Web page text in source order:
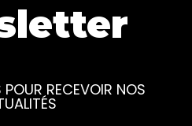
RECEVOIR NOS